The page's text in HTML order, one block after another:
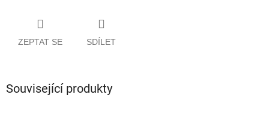
ZEPTAT SE SDÍLET
Související produkty